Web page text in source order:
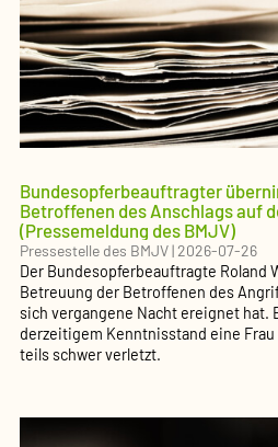
Bundesopferbeauftragter
Betroffenen des Anschlags auf
(Pressemeldung des BMJV)
Pressestelle des BMJV|2026-07-26
Der Bundesopferbeauftragte Roland
Betreuung der Betroffenen des
sich vergangene Nacht ereignet hat.
derzeitigem Kenntnisstand eine
teils schwer verletzt.